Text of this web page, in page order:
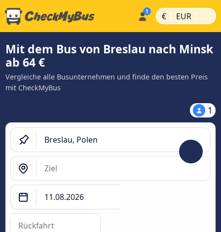
€ | EUR |
Mit dem Bus von Breslau nach Minsk
ab 64 €
Vergleiche alle Busunternehmen und finde den besten Preis
mit CheckMyBus
1